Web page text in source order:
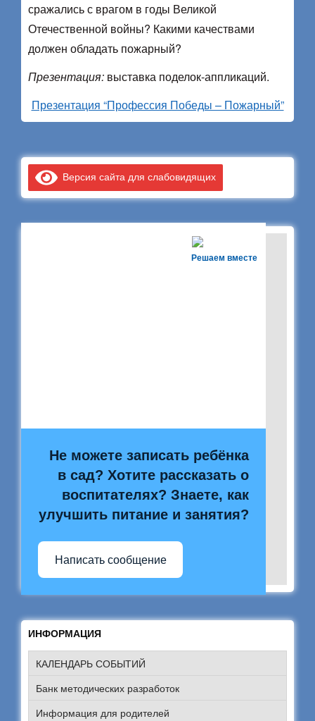
сражались с врагом в годы Великой
Отечественной войны? Какими качествами
должен обладать пожарный?
Презентация: выставка поделок-аппликаций.
Презентация “Профессия Победы – Пожарный”
Версия сайта для слабовидящих
Решаем вместе
Не можете записать ребёнка
в сад? Хотите рассказать о
воспитателях? Знаете, как
улучшить питание и занятия?
Написать сообщение
ИНФОРМАЦИЯ
КАЛЕНДАРЬ СОБЫТИЙ
Банк методических разработок
Информация для родителей